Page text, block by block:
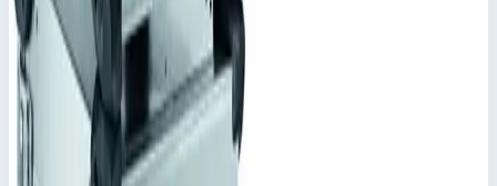
Добавить к сравнению
Описание
Корпус Mitraset Classic 19" Zarges 45728